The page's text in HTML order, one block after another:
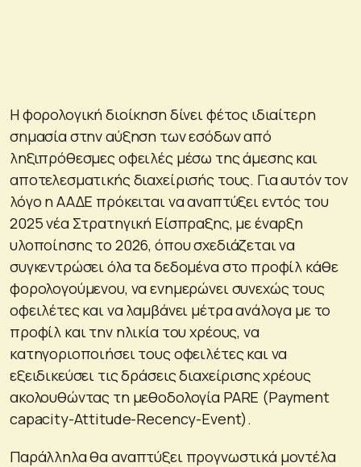
Η φορολογική διοίκηση δίνει φέτος ιδιαίτερη
σημασία στην αύξηση των εσόδων από
ληξιπρόθεσμες οφειλές μέσω της άμεσης και
αποτελεσματικής διαχείρισής τους. Για αυτόν τον
λόγο η ΑΑΔΕ πρόκειται να αναπτύξει εντός του
2025 νέα Στρατηγική Είσπραξης, με έναρξη
υλοποίησης το 2026, όπου σχεδιάζεται να
συγκεντρώσει όλα τα δεδομένα στο προφίλ κάθε
φορολογούμενου, να ενημερώνει συνεχώς τους
οφειλέτες και να λαμβάνει μέτρα ανάλογα με το
προφίλ και την ηλικία του χρέους, να
κατηγοριοποιήσει τους οφειλέτες και να
εξειδικεύσει τις δράσεις διαχείρισης χρέους
ακολουθώντας τη μεθοδολογία PARE (Payment
capacity-Attitude-Recency-Event).
Παράλληλα θα αναπτύξει προγνωστικά μοντέλα